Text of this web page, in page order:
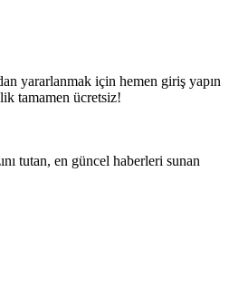
yararlanmak için hemen giriş yapın
tamamen ücretsiz!
tutan, en güncel haberleri sunan